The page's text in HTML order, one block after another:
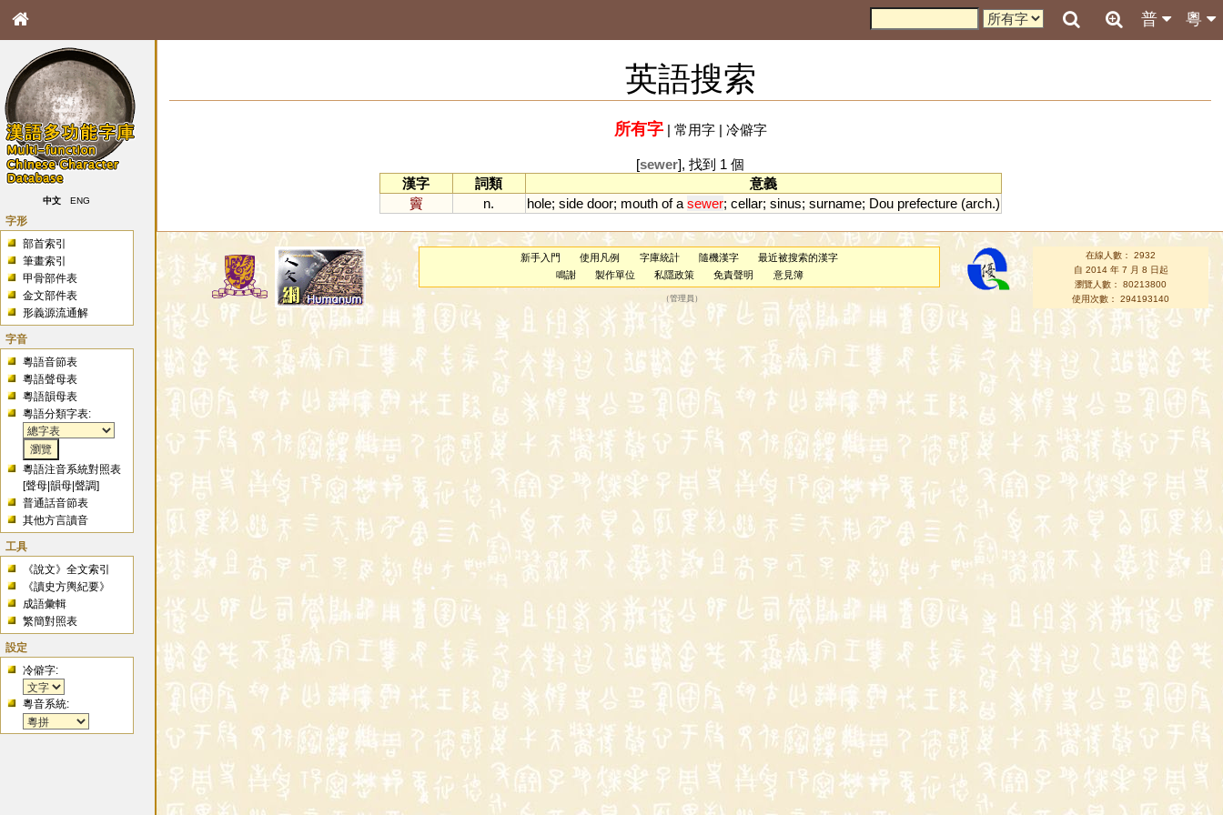
粵
普
中文 ENG
字形
部首索引
筆畫索引
甲骨部件表
金文部件表
形義源流通解
字音
粵語音節表
粵語聲母表
粵語韻母表
粵語分類字表:
粵語注音系統對照表
[聲母 |韻母 |聲調]
普通話音節表
其他方言讀音
工具
《說文》全文索引
《讀史方輿紀要》
成語彙輯
繁簡對照表
設定
冷僻字:
粵音系統:
英語搜索
所有字| 常用字| 冷僻字
[sewer], 找到 1 個
漢字
詞類
意義
竇
n. hole; side door; mouth of a sewer; cellar; sinus; surname; Dou prefecture(arch.)
新手入門 使用凡例 字庫統計 隨機漢字
最近被搜索的漢字
鳴謝
製作單位 私隱政策 免責聲明 意見簿
（管理員 ）
在線人數： 2932
自 2014 年 7 月 8 日起
瀏覽人數： 80213800
使用次數： 294193140